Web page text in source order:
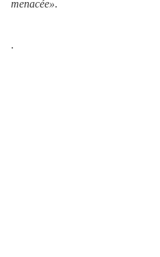
menacée».
.